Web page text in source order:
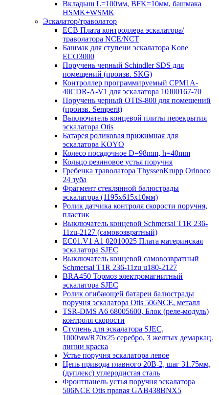
Вкладыш L=100мм, BFK=10мм, башмака
HSMK+WSMK
Эскалатор/траволатор
ECB Плата контроллера эскалатора/
траволатора NCE/NCT
Башмак для ступени эскалатора Kone
ECO3000
Поручень черный Schindler SDS для
помещений (произв. SKG)
Контроллер программируемый CPM1A-
40CDR-A-V1 для эскалатора 10J00167-70
Поручень черный OTIS-800 для помещений
(произв. Semperit)
Выключатель концевой плиты перекрытия
эскалатора Otis
Батарея роликовая прижимная для
эскалатора KOYO
Колесо посадочное D=98mm, h=40mm
Кольцо резиновое устья поручня
Гребенка траволатора ThyssenKrupp Orinoco
24 зуба
Фрагмент стеклянной балюстрады
эскалатора (1195х615х10мм)
Ролик датчика контроля скорости поручня,
пластик
Выключатель концевой Schmersal T1R 236-
11zu-2127 (самовозвратный)
EC01.V1 A1 02010025 Плата материнская
эскалатора SJEC
Выключатель концевой самовозвратный
Schmersal T1R 236-11zu u180-2127
BRA450 Тормоз электромагнитный
эскалатора SJEC
Ролик огибающей батареи балюстрады
поручня эскалатора Otis 506NCE, металл
TSR-DMS A6 68005600, Блок (реле-модуль)
контроля скорости
Ступень для эскалатора SJEC,
1000мм/R70x25 серебро, 3 желтых демаркац.
линии краска
Устье поручня эскалатора левое
Цепь привода главного 20B-2, шаг 31.75мм,
(дуплекс) углеродистая сталь
Фронтпанель устья поручня эскалатора
506NCE Otis правая GAB438BNX5